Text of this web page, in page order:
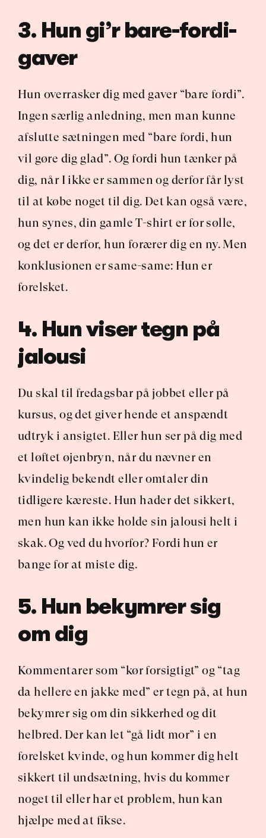
3. Hun gi’r bare-fordi-
gaver
Hun overrasker dig med gaver “bare fordi”.
Ingen særlig anledning, men man kunne
afslutte sætningen med “bare fordi, hun
vil gøre dig glad”. Og fordi hun tænker på
dig, når I ikke er sammen og derfor får lyst
til at købe noget til dig. Det kan også være,
hun synes, din gamle T-shirt er for sølle,
og det er derfor, hun forærer dig en ny. Men
konklusionen er same-same: Hun er
forelsket.
4. Hun viser tegn på
jalousi
Du skal til fredagsbar på jobbet eller på
kursus, og det giver hende et anspændt
udtryk i ansigtet. Eller hun ser på dig med
et løftet øjenbryn, når du nævner en
kvindelig bekendt eller omtaler din
tidligere kæreste. Hun hader det sikkert,
men hun kan ikke holde sin jalousi helt i
skak. Og ved du hvorfor? Fordi hun er
bange for at miste dig.
5. Hun bekymrer sig
om dig
Kommentarer som “kør forsigtigt” og “tag
da hellere en jakke med” er tegn på, at hun
bekymrer sig om din sikkerhed og dit
helbred. Der kan let “gå lidt mor” i en
forelsket kvinde, og hun kommer dig helt
sikkert til undsætning, hvis du kommer
noget til eller har et problem, hun kan
hjælpe med at fikse.